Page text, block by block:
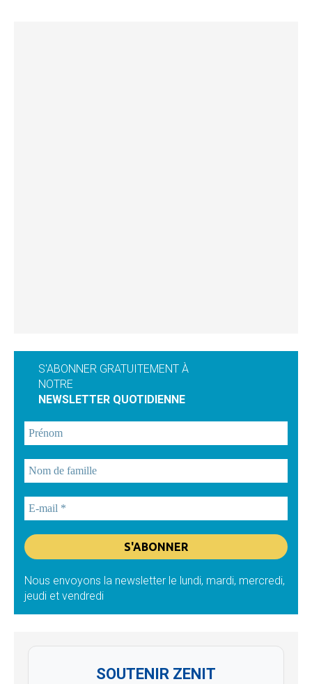
S'ABONNER GRATUITEMENT À
NOTRE
NEWSLETTER QUOTIDIENNE
Nous envoyons la newsletter le lundi, mardi, mercredi,
jeudi et vendredi
SOUTENIR ZENIT